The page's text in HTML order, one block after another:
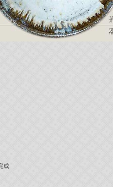
成